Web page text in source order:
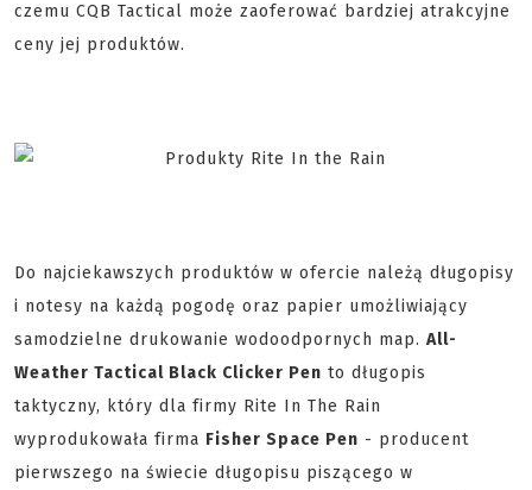
czemu CQB Tactical może zaoferować bardziej atrakcyjne
ceny jej produktów.
Do najciekawszych produktów w ofercie należą długopisy
i notesy na każdą pogodę oraz papier umożliwiający
samodzielne drukowanie wodoodpornych map. All-
Weather Tactical Black Clicker Pen to długopis
taktyczny, który dla firmy Rite In The Rain
wyprodukowała firma Fisher Space Pen - producent
pierwszego na świecie długopisu piszącego w